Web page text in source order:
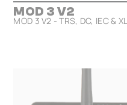
MOD 3 V2
MOD 3 V2 - TRS, DC, IEC &